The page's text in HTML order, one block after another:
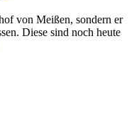
von Meißen, sondern er
Diese sind noch heute